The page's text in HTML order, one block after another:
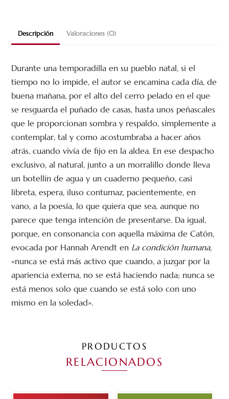
Descripción Valoraciones (0)
Durante una temporadilla en su pueblo natal, si el
tiempo no lo impide, el autor se encamina cada día, de
buena mañana, por el alto del cerro pelado en el que
se resguarda el puñado de casas, hasta unos peñascales
que le proporcionan sombra y respaldo, simplemente a
contemplar, tal y como acostumbraba a hacer años
atrás, cuando vivía de fijo en la aldea. En ese despacho
exclusivo, al natural, junto a un morralillo donde lleva
un botellín de agua y un cuaderno pequeño, casi
libreta, espera, iluso contumaz, pacientemente, en
vano, a la poesía, lo que quiera que sea, aunque no
parece que tenga intención de presentarse. Da igual,
porque, en consonancia con aquella máxima de Catón,
evocada por Hannah Arendt en La condición humana,
«nunca se está más activo que cuando, a juzgar por la
apariencia externa, no se está haciendo nada; nunca se
está menos solo que cuando se está solo con uno
mismo en la soledad».
PRODUCTOS
RELACIONADOS